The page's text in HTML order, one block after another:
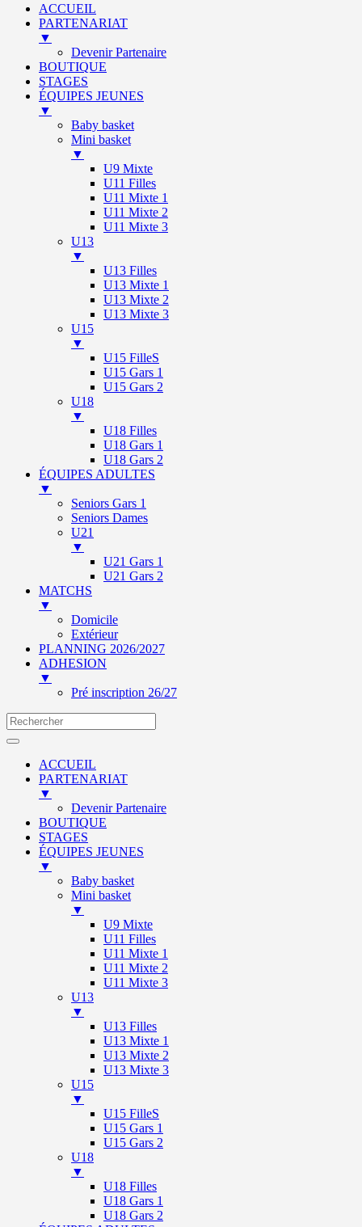
ACCUEIL
PARTENARIAT
▼
Devenir Partenaire
BOUTIQUE
STAGES
ÉQUIPES JEUNES
▼
Baby basket
Mini basket
▼
U9 Mixte
U11 Filles
U11 Mixte 1
U11 Mixte 2
U11 Mixte 3
U13
▼
U13 Filles
U13 Mixte 1
U13 Mixte 2
U13 Mixte 3
U15
▼
U15 FilleS
U15 Gars 1
U15 Gars 2
U18
▼
U18 Filles
U18 Gars 1
U18 Gars 2
ÉQUIPES ADULTES
▼
Seniors Gars 1
Seniors Dames
U21
▼
U21 Gars 1
U21 Gars 2
MATCHS
▼
Domicile
Extérieur
PLANNING 2026/2027
ADHESION
▼
Pré inscription 26/27
ACCUEIL
PARTENARIAT
▼
Devenir Partenaire
BOUTIQUE
STAGES
ÉQUIPES JEUNES
▼
Baby basket
Mini basket
▼
U9 Mixte
U11 Filles
U11 Mixte 1
U11 Mixte 2
U11 Mixte 3
U13
▼
U13 Filles
U13 Mixte 1
U13 Mixte 2
U13 Mixte 3
U15
▼
U15 FilleS
U15 Gars 1
U15 Gars 2
U18
▼
U18 Filles
U18 Gars 1
U18 Gars 2